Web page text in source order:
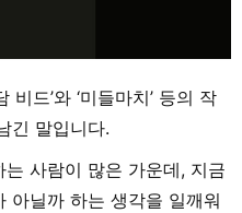
드’와 ‘미들마치’ 등의 작
긴 말입니다.
사람이 많은 가운데, 지금
아닐까 하는 생각을 일깨워